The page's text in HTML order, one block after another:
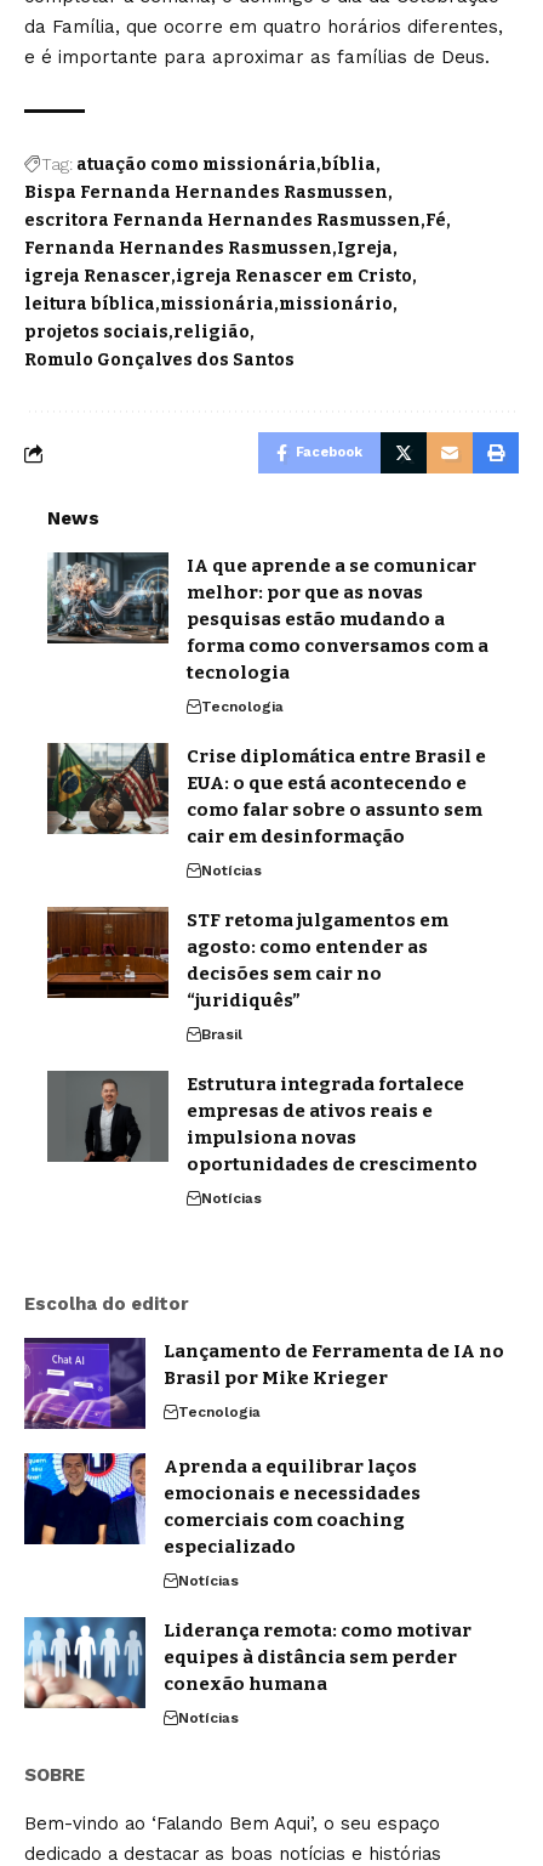
da Família, que ocorre em quatro horários diferentes,
e é importante para aproximar as famílias de Deus.
Tag: atuação como missionária bíblia
Bispa Fernanda Hernandes Rasmussen
escritora Fernanda Hernandes Rasmussen Fé
Fernanda Hernandes Rasmussen Igreja
igreja Renascer igreja Renascer em Cristo
leitura bíblica missionária missionário
projetos sociais religião
Romulo Gonçalves dos Santos
Facebook
News
IA que aprende a se comunicar
melhor: por que as novas
pesquisas estão mudando a
forma como conversamos com a
tecnologia
Tecnologia
Crise diplomática entre Brasil e
EUA: o que está acontecendo e
como falar sobre o assunto sem
cair em desinformação
Notícias
STF retoma julgamentos em
agosto: como entender as
decisões sem cair no
“juridiquês”
Brasil
Estrutura integrada fortalece
empresas de ativos reais e
impulsiona novas
oportunidades de crescimento
Notícias
Escolha do editor
Lançamento de Ferramenta de IA no
Brasil por Mike Krieger
Tecnologia
Aprenda a equilibrar laços
emocionais e necessidades
comerciais com coaching
especializado
Notícias
Liderança remota: como motivar
equipes à distância sem perder
conexão humana
Notícias
SOBRE
Bem-vindo ao ‘Falando Bem Aqui’, o seu espaço
dedicado a destacar as boas notícias e histórias